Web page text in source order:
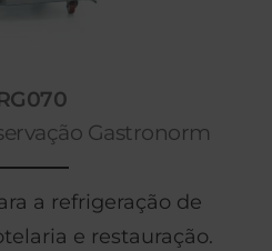
Gastronorm
a refrigeração de
e restauração.